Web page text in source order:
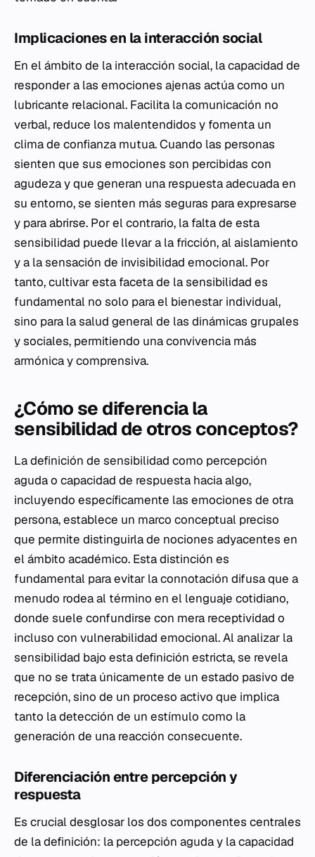
Implicaciones en la interacción social
En el ámbito de la interacción social, la capacidad de
responder a las emociones ajenas actúa como un
lubricante relacional. Facilita la comunicación no
verbal, reduce los malentendidos y fomenta un
clima de confianza mutua. Cuando las personas
sienten que sus emociones son percibidas con
agudeza y que generan una respuesta adecuada en
su entorno, se sienten más seguras para expresarse
y para abrirse. Por el contrario, la falta de esta
sensibilidad puede llevar a la fricción, al aislamiento
y a la sensación de invisibilidad emocional. Por
tanto, cultivar esta faceta de la sensibilidad es
fundamental no solo para el bienestar individual,
sino para la salud general de las dinámicas grupales
y sociales, permitiendo una convivencia más
armónica y comprensiva.
¿Cómo se diferencia la
sensibilidad de otros conceptos?
La definición de sensibilidad como percepción
aguda o capacidad de respuesta hacia algo,
incluyendo específicamente las emociones de otra
persona, establece un marco conceptual preciso
que permite distinguirla de nociones adyacentes en
el ámbito académico. Esta distinción es
fundamental para evitar la connotación difusa que a
menudo rodea al término en el lenguaje cotidiano,
donde suele confundirse con mera receptividad o
incluso con vulnerabilidad emocional. Al analizar la
sensibilidad bajo esta definición estricta, se revela
que no se trata únicamente de un estado pasivo de
recepción, sino de un proceso activo que implica
tanto la detección de un estímulo como la
generación de una reacción consecuente.
Diferenciación entre percepción y
respuesta
Es crucial desglosar los dos componentes centrales
de la definición: la percepción aguda y la capacidad